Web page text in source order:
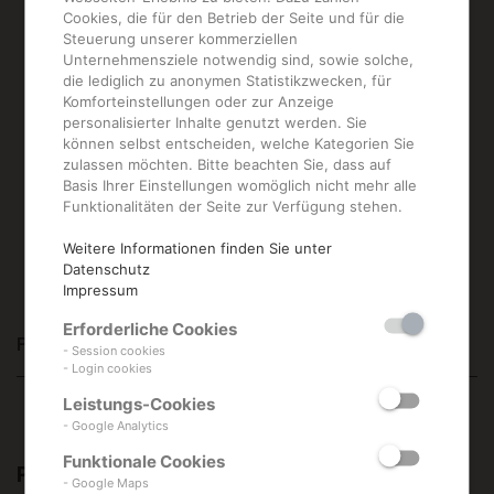
Cookies, die für den Betrieb der Seite und für die
Steuerung unserer kommerziellen
Unternehmensziele notwendig sind, sowie solche,
die lediglich zu anonymen Statistikzwecken, für
Komforteinstellungen oder zur Anzeige
personalisierter Inhalte genutzt werden. Sie
können selbst entscheiden, welche Kategorien Sie
zulassen möchten. Bitte beachten Sie, dass auf
Basis Ihrer Einstellungen womöglich nicht mehr alle
Funktionalitäten der Seite zur Verfügung stehen.
Weitere Informationen finden Sie unter
Datenschutz
Impressum
Erforderliche Cookies
- Session cookies
- Login cookies
Leistungs-Cookies
- Google Analytics
Funktionale Cookies
- Google Maps
JETZT BESTELLEN
Produktbeschreibung
Produktbeschreibung